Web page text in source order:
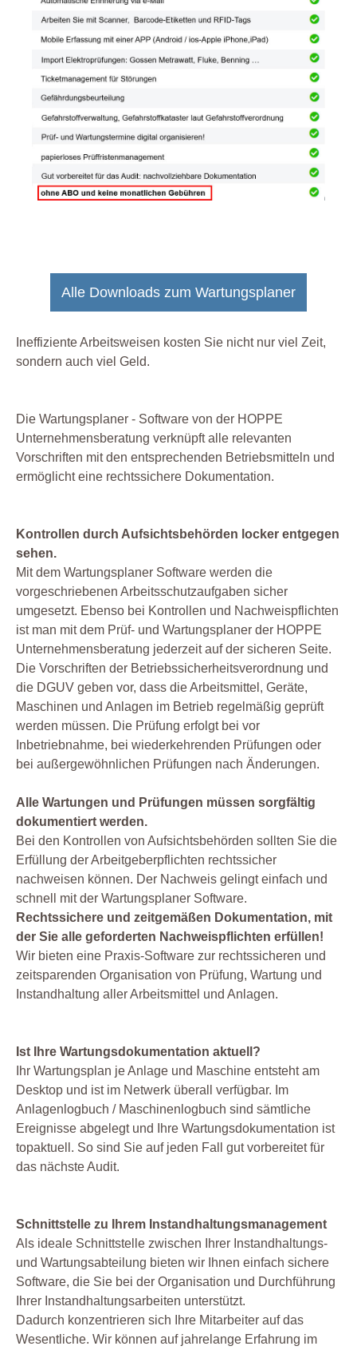
Alle Downloads zum Wartungsplaner
Ineffiziente Arbeitsweisen kosten Sie nicht nur viel Zeit,
sondern auch viel Geld.
Die Wartungsplaner - Software von der HOPPE
Unternehmensberatung verknüpft alle relevanten
Vorschriften mit den entsprechenden Betriebsmitteln und
ermöglicht eine rechtssichere Dokumentation.
Kontrollen durch Aufsichtsbehörden locker entgegen
sehen.
Mit dem Wartungsplaner Software werden die
vorgeschriebenen Arbeitsschutzaufgaben sicher
umgesetzt. Ebenso bei Kontrollen und Nachweispflichten
ist man mit dem Prüf- und Wartungsplaner der HOPPE
Unternehmensberatung jederzeit auf der sicheren Seite.
Die Vorschriften der Betriebssicherheitsverordnung und
die DGUV geben vor, dass die Arbeitsmittel, Geräte,
Maschinen und Anlagen im Betrieb regelmäßig geprüft
werden müssen. Die Prüfung erfolgt bei vor
Inbetriebnahme, bei wiederkehrenden Prüfungen oder
bei außergewöhnlichen Prüfungen nach Änderungen.
Alle Wartungen und Prüfungen müssen sorgfältig
dokumentiert werden.
Bei den Kontrollen von Aufsichtsbehörden sollten Sie die
Erfüllung der Arbeitgeberpflichten rechtssicher
nachweisen können. Der Nachweis gelingt einfach und
schnell mit der Wartungsplaner Software.
Rechtssichere und zeitgemäßen Dokumentation, mit
der Sie alle geforderten Nachweispflichten erfüllen!
Wir bieten eine Praxis-Software zur rechtssicheren und
zeitsparenden Organisation von Prüfung, Wartung und
Instandhaltung aller Arbeitsmittel und Anlagen.
Ist Ihre Wartungsdokumentation aktuell?
Ihr Wartungsplan je Anlage und Maschine entsteht am
Desktop und ist im Netwerk überall verfügbar. Im
Anlagenlogbuch / Maschinenlogbuch sind sämtliche
Ereignisse abgelegt und Ihre Wartungsdokumentation ist
topaktuell. So sind Sie auf jeden Fall gut vorbereitet für
das nächste Audit.
Schnittstelle zu Ihrem Instandhaltungsmanagement
Als ideale Schnittstelle zwischen Ihrer Instandhaltungs-
und Wartungsabteilung bieten wir Ihnen einfach sichere
Software, die Sie bei der Organisation und Durchführung
Ihrer Instandhaltungsarbeiten unterstützt.
Dadurch konzentrieren sich Ihre Mitarbeiter auf das
Wesentliche. Wir können auf jahrelange Erfahrung im